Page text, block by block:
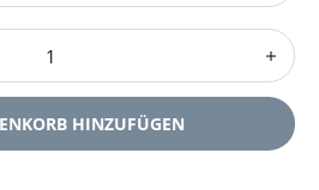
HINZUFÜGEN